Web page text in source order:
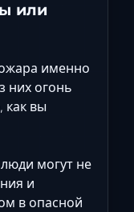
или
именно
них огонь
как вы
могут не
и
в опасной